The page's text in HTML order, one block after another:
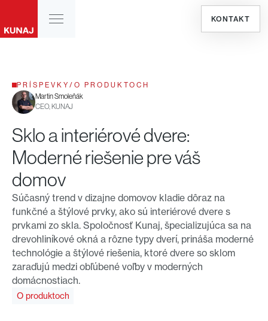
KONTAKT
PRÍSPEVKY / O PRODUKTOCH
Martin Smoleňák
CEO, KUNAJ
Sklo a interiérové dvere:
Moderné riešenie pre váš
domov
Súčasný trend v dizajne domovov kladie dôraz na
funkčné a štýlové prvky, ako sú interiérové dvere s
prvkami zo skla. Spoločnosť Kunaj, špecializujúca sa na
drevohliníkové okná a rôzne typy dverí, prináša moderné
technológie a štýlové riešenia, ktoré dvere so sklom
zaraďujú medzi obľúbené voľby v moderných
domácnostiach.
O produktoch